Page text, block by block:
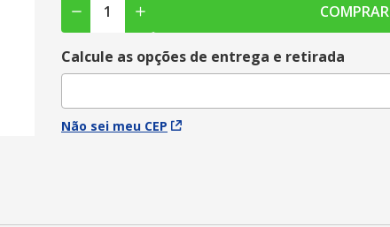
COMPRAR
Calcule as opções de entrega e retirada
Não sei meu CEP